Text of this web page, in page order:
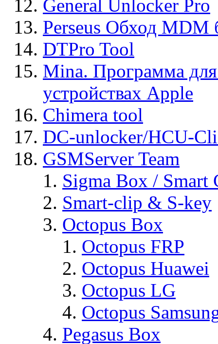
General Unlocker Pro
Perseus Обход MDM
DTPro Tool
Mina. Программа
устройствах Apple
Chimera tool
DC-unlocker/HCU-
GSMServer Team
Sigma Box / Smart
Smart-clip & S-key
Octopus Box
Octopus FRP
Octopus Huawei
Octopus LG
Octopus
Pegasus Box